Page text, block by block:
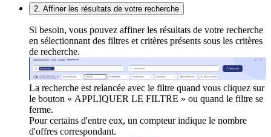
2. Affiner les résultats de votre recherche
Si besoin, vous pouvez affiner les résultats de votre recherche
en sélectionnant des filtres et critères présents sous les critères
de recherche.
La recherche est relancée avec le filtre quand vous cliquez sur
le bouton « APPLIQUER LE FILTRE » ou quand le filtre se
ferme.
Pour certains d'entre eux, un compteur indique le nombre
d'offres correspondant.